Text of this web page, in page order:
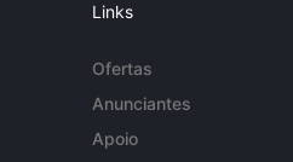
Links
Ofertas
Anunciantes
Apoio